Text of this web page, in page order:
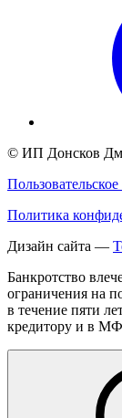
© ИП Донсков
Политика
Дизайн сайта —
Банкротство
ограничения на
в течение пяти
кредитору и в